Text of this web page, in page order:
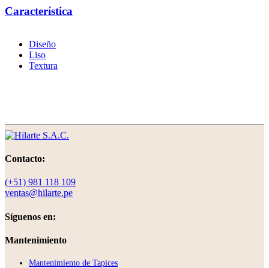
Característica
Diseño
Liso
Textura
Contacto:
(+51) 981 118 109
ventas@hilarte.pe
Síguenos en:
Mantenimiento
Mantenimiento de Tapices